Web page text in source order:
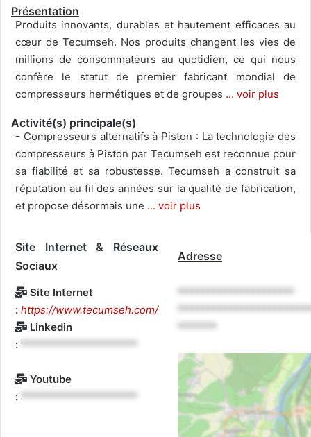
Présentation
Produits innovants, durables et hautement efficaces au
cœur de Tecumseh. Nos produits changent les vies de
millions de consommateurs au quotidien, ce qui nous
confère le statut de premier fabricant mondial de
compresseurs hermétiques et de groupes ... voir plus
Activité(s) principale(s)
- Compresseurs alternatifs à Piston : La technologie des
compresseurs à Piston par Tecumseh est reconnue pour
sa fiabilité et sa robustesse. Tecumseh a construit sa
réputation au fil des années sur la qualité de fabrication,
et propose désormais une ... voir plus
Site Internet & Réseaux
Sociaux
Adresse
Site Internet
: https://www.tecumseh.com/
Linkedin
: *********************
Youtube
: *********************
*********************
*******